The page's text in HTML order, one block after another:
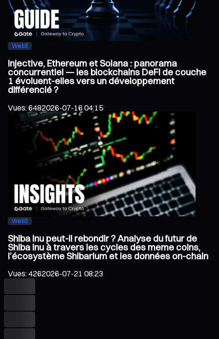
Web3
Injective, Ethereum et Solana : panorama
concurrentiel — les blockchains DeFi de couche
1 évoluent-elles vers un développement
différencié ?
Vues:6482026-07-16 04:15
Web3
Shiba Inu peut-il rebondir ? Analyse du futur de
Shiba Inu à travers les cycles des meme coins,
l’écosystème Shibarium et les données on-chain
Vues:4262026-07-21 08:23